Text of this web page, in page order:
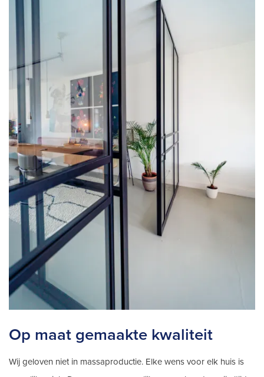
Op maat gemaakte kwaliteit
Wij geloven niet in massaproductie. Elke wens voor elk huis is